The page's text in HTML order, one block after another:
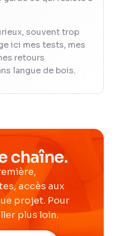
souvent trop
ici mes tests, mes
retours
langue de bois.
chaîne.
accès aux
projet. Pour
plus loin.